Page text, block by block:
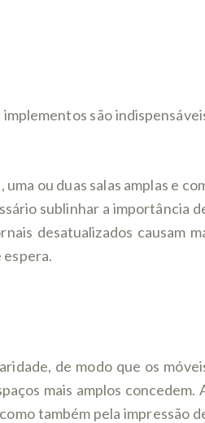
são
ou duas salas amplas e
sublinhar a importância
desatualizados causam
espera.
de modo que os
mais amplos concedem.
também pela impressão